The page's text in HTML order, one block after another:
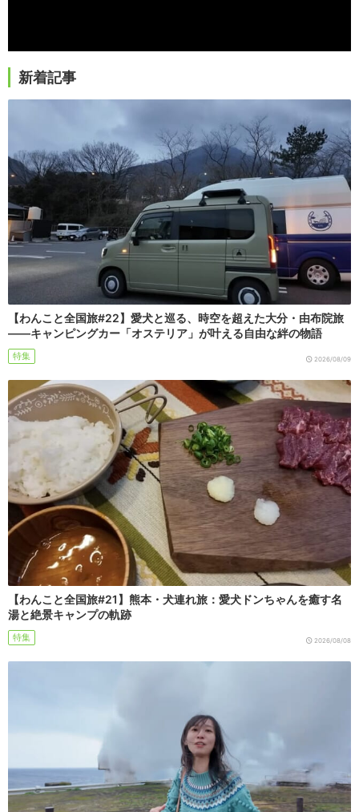
新着記事
【わんこと全国旅#22】愛犬と巡る、時空を超えた大分・由布院旅
――キャンピングカー「オステリア」が叶える自由な絆の物語
特集 2026/08/09
【わんこと全国旅#21】熊本・犬連れ旅：愛犬ドンちゃんを癒す名
湯と絶景キャンプの軌跡
特集 2026/08/08